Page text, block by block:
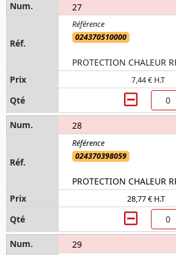
27
024370510000
PROTECTION CHALEUR
7,44 € H.T
28
024370398059
PROTECTION CHALEUR
28,77 € H.T
29